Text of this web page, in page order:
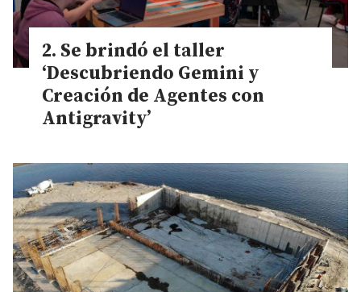
Se brindó el taller
‘Descubriendo Gemini y
Creación de Agentes con
Antigravity’